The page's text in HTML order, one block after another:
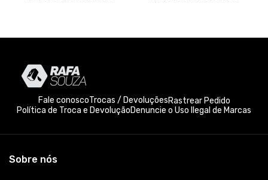
Fale conoscoTrocas / DevoluçõesRastrear Pedido
Política de Troca e DevoluçãoDenuncie o Uso Ilegal de Marcas
Sobre nós